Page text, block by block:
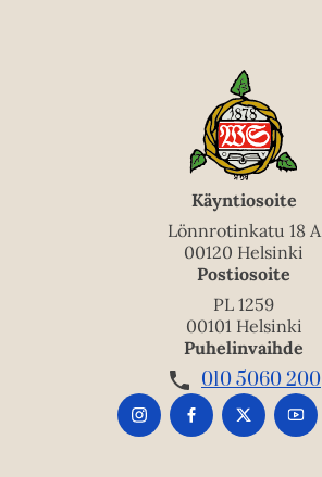
Käyntiosoite
Lönnrotinkatu 18 A
00120 Helsinki
Postiosoite
PL 1259
00101 Helsinki
Puhelinvaihde
010 5060 200